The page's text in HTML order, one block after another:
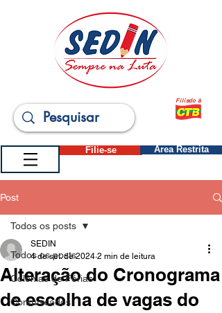
Filiado à
Filie-se Área Restrita
Post
Todos os posts
Colônias de Férias
Comunicados
Todos os posts
Alteração do Cronograma
de escolha de vagas do
SEDIN
4 de set. de 2024 2 min de leitura